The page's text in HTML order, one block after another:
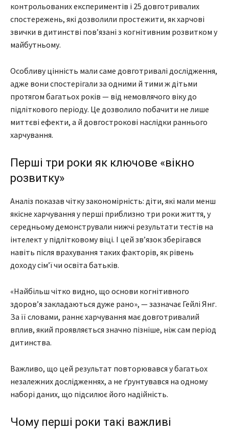
контрольованих експериментів і 25 довготривалих
спостережень, які дозволили простежити, як харчові
звички в дитинстві пов’язані з когнітивним розвитком у
майбутньому.
Особливу цінність мали саме довготривалі дослідження,
адже вони спостерігали за одними й тими ж дітьми
протягом багатьох років — від немовлячого віку до
підліткового періоду. Це дозволило побачити не лише
миттєві ефекти, а й довгострокові наслідки раннього
харчування.
Перші три роки як ключове «вікно
розвитку»
Аналіз показав чітку закономірність: діти, які мали менш
якісне харчування у перші приблизно три роки життя, у
середньому демонстрували нижчі результати тестів на
інтелект у підлітковому віці. І цей зв’язок зберігався
навіть після врахування таких факторів, як рівень
доходу сім’ї чи освіта батьків.
«Найбільш чітко видно, що основи когнітивного
здоров’я закладаються дуже рано», — зазначає Гейлі Янг.
За її словами, раннє харчування має довготривалий
вплив, який проявляється значно пізніше, ніж сам період
дитинства.
Важливо, що цей результат повторювався у багатьох
незалежних дослідженнях, а не ґрунтувався на одному
наборі даних, що підсилює його надійність.
Чому перші роки такі важливі